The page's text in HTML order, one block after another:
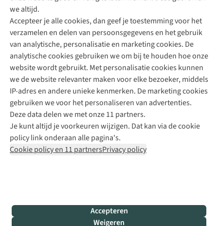
we altijd.
Accepteer je alle cookies, dan geef je toestemming voor het
verzamelen en delen van persoonsgegevens en het gebruik
van analytische, personalisatie en marketing cookies. De
analytische cookies gebruiken we om bij te houden hoe onze
website wordt gebruikt. Met personalisatie cookies kunnen
we de website relevanter maken voor elke bezoeker, middels
IP-adres en andere unieke kenmerken. De marketing cookies
gebruiken we voor het personaliseren van advertenties.
Deze data delen we met onze 11 partners.
Je kunt altijd je voorkeuren wijzigen. Dat kan via de cookie
policy link onderaan alle pagina's.
Cookie policy en 11 partnersPrivacy policy
Accepteren
Weigeren
+31 (0)85 888 50 88
+31 6 12 28 49 80
Contactformulier
Bever